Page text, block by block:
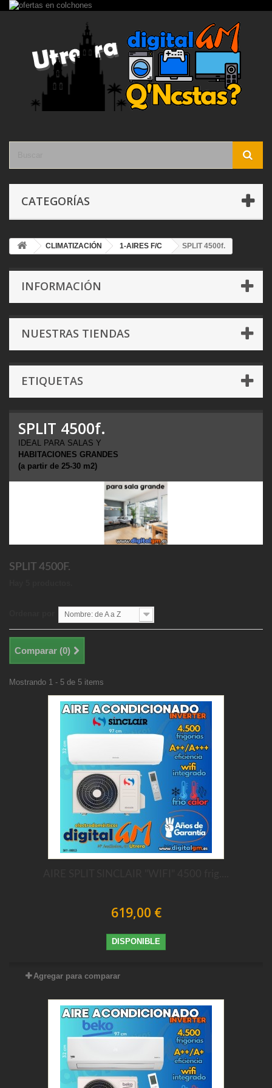
CATEGORÍAS
CLIMATIZACIÓN 1-AIRES F/C SPLIT 4500f.
INFORMACIÓN
NUESTRAS TIENDAS
ETIQUETAS
SPLIT 4500f.
IDEAL PARA SALAS Y
HABITACIONES GRANDES
(a partir de 25-30 m2)
SPLIT 4500F.
Nombre: de A a Z
Comparar (0)
Mostrando 1 - 5 de 5 items
619,00 €
DISPONIBLE
Agregar para comparar